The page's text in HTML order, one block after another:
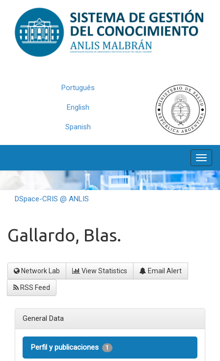
navigation
Português
English
Spanish
DSpace-CRIS @ ANLIS
Gallardo, Blas.
Network Lab View Statistics Email Alert
RSS Feed
General Data
Perfil y publicaciones 1